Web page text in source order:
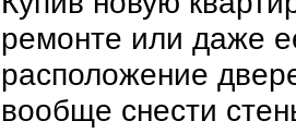
ремонте или даже
расположение
вообще снести